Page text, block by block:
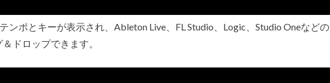
ンポとキーが表示され、Ableton Live、FL Studio、Logic、Studio Oneなどの
ドロップできます。